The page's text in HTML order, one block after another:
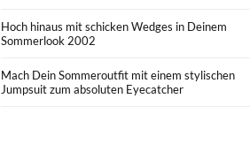
Hoch hinaus mit schicken Wedges in Deinem
Sommerlook 2002
Mach Dein Sommeroutfit mit einem stylischen
Jumpsuit zum absoluten Eyecatcher